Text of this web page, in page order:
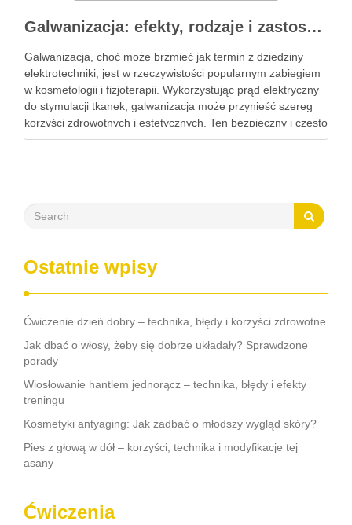
Galwanizacja: efekty, rodzaje i zastosowanie w kosmetologii
Galwanizacja, choć może brzmieć jak termin z dziedziny
elektrotechniki, jest w rzeczywistości popularnym zabiegiem
w kosmetologii i fizjoterapii. Wykorzystując prąd elektryczny
do stymulacji tkanek, galwanizacja może przynieść szereg
korzyści zdrowotnych i estetycznych. Ten bezpieczny i często
nieodczuwalny zabieg może pomóc w poprawie krążenia,
Ostatnie wpisy
Ćwiczenie dzień dobry – technika, błędy i korzyści zdrowotne
Jak dbać o włosy, żeby się dobrze układały? Sprawdzone
porady
Wiosłowanie hantlem jednorącz – technika, błędy i efekty
treningu
Kosmetyki antyaging: Jak zadbać o młodszy wygląd skóry?
Pies z głową w dół – korzyści, technika i modyfikacje tej
asany
Ćwiczenia